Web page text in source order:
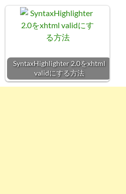
SyntaxHighlighter 2.0をxhtml
validにする方法